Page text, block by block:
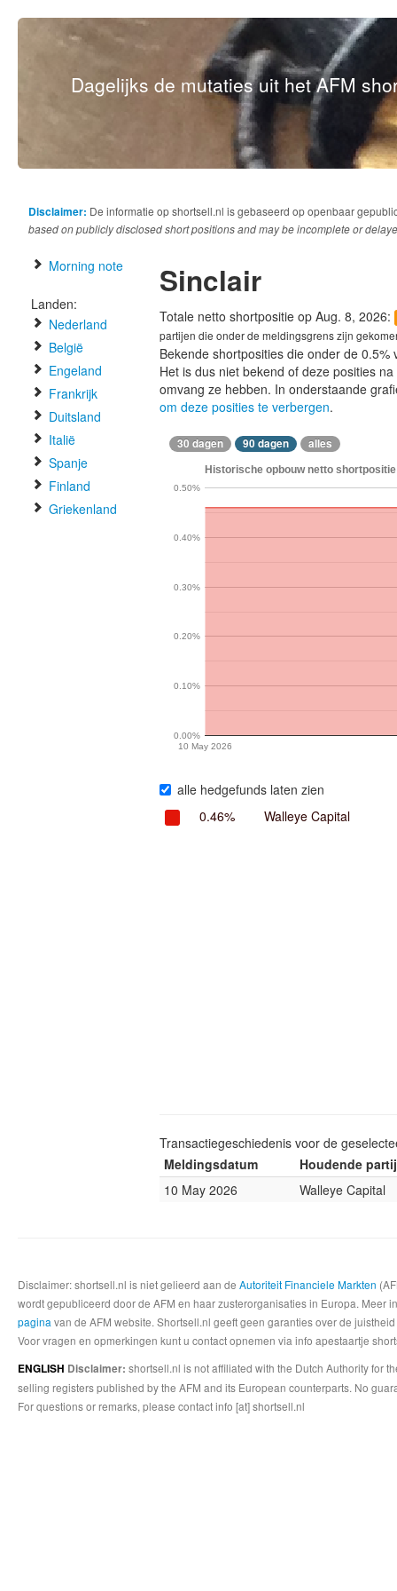
Dagelijks de mutaties uit het AFM
Disclaimer: De informatie op shortsell.nl is gebaseerd op openbaar
based on publicly disclosed short positions and may be incomplete or
Morning note
Landen:
Nederland
België
Engeland
Frankrijk
Duitsland
Italië
Spanje
Finland
Griekenland
Sinclair
Totale netto shortpositie op Aug. 8, 2026:
partijen die onder de meldingsgrens zijn
Bekende shortposities die onder de
Het is dus niet bekend of deze posities
omvang ze hebben. In onderstaande
om deze posities te verbergen.
30 dagen 90 dagen alles
Historische opbouw netto
10 May 2026
0.00%
0.10%
0.20%
0.30%
0.40%
0.50%
alle hedgefunds laten zien
0.46%
Walleye Capital
Transactiegeschiedenis voor de
Meldingsdatum
Houdende partij
10 May 2026
Walleye Capital
Disclaimer: shortsell.nl is niet gelieerd aan de Autoriteit Financiele Markten
wordt gepubliceerd door de AFM en haar zusterorganisaties in Europa.
pagina van de AFM website. Shortsell.nl geeft geen garanties over de
Voor vragen en opmerkingen kunt u contact opnemen via info apestaartje
ENGLISH Disclaimer: shortsell.nl is not affiliated with the Dutch Authority for
selling registers published by the AFM and its European counterparts. No
For questions or remarks, please contact info [at] shortsell.nl